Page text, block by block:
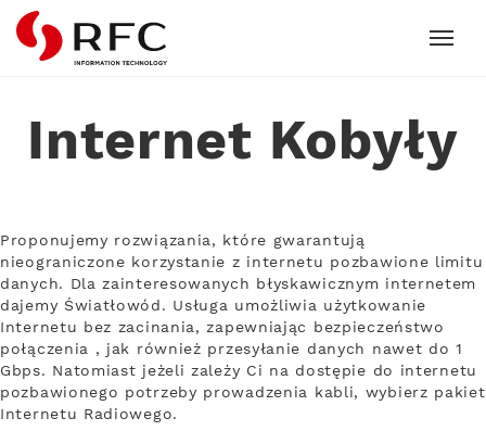
RFC
Internet Kobyły
Proponujemy rozwiązania, które gwarantują
nieograniczone korzystanie z internetu pozbawione limitu
danych. Dla zainteresowanych błyskawicznym internetem
dajemy Światłowód. Usługa umożliwia użytkowanie
Internetu bez zacinania, zapewniając bezpieczeństwo
połączenia , jak również przesyłanie danych nawet do 1
Gbps. Natomiast jeżeli zależy Ci na dostępie do internetu
pozbawionego potrzeby prowadzenia kabli, wybierz pakiet
Internetu Radiowego.